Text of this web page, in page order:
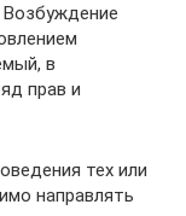
Возбуждение
в
прав и
тех или
направлять